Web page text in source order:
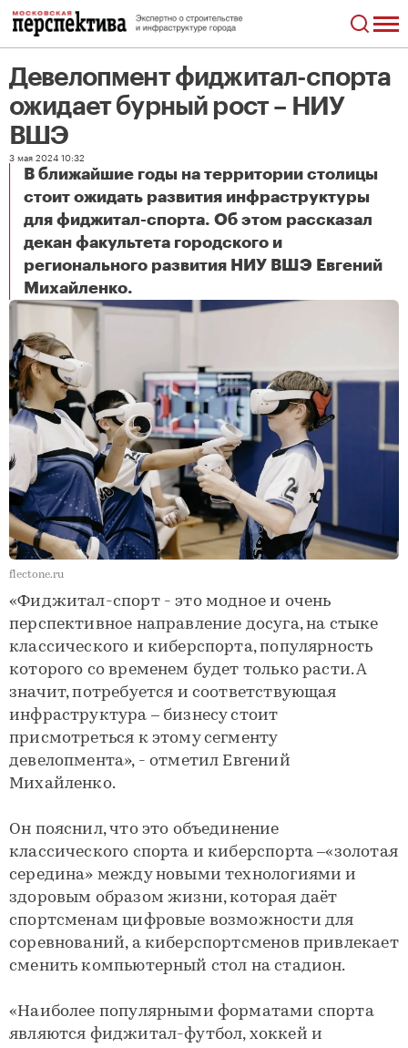
Девелопмент фиджитал-спорта
ожидает бурный рост – НИУ
ВШЭ
3 мая 2024 10:32
В ближайшие годы на территории столицы
стоит ожидать развития инфраструктуры
для фиджитал-спорта. Об этом рассказал
декан факультета городского и
регионального развития НИУ ВШЭ Евгений
Михайленко.
flectone.ru
«Фиджитал-спорт - это модное и очень
перспективное направление досуга, на стыке
классического и киберспорта, популярность
которого со временем будет только расти. А
значит, потребуется и соответствующая
инфраструктура – бизнесу стоит
присмотреться к этому сегменту
девелопмента», - отметил Евгений
Михайленко.
Он пояснил, что это объединение
классического спорта и киберспорта –«золотая
середина» между новыми технологиями и
здоровым образом жизни, которая даёт
спортсменам цифровые возможности для
соревнований, а киберспортсменов привлекает
сменить компьютерный стол на стадион.
«Наиболее популярными форматами спорта
являются фиджитал-футбол, хоккей и